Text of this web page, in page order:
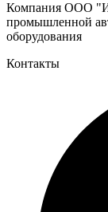
Компания ООО
промышленной
оборудования
Контакты